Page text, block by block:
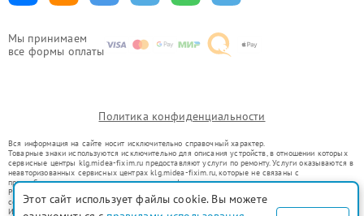
Мы принимаем
все формы оплаты
Политика конфиденциальности
Вся информация на сайте носит исключительно справочный характер.
Товарные знаки используются исключительно для описания устройств, в отношении которых
сервисные центры klg.midea-fixim.ru предоставляют услуги по ремонту. Услуги оказываются в
неавторизованных сервисных центрах klg.midea-fixim.ru, которые не связаны с
правообладателями товарных знаков или их официальными представителями.
Ремонт осуществляется для устройств, уже введенных в гражданский оборот в соответствии
со статьей 1487 ГК РФ.
Использование товарных знаков не преследует цели индивидуализации услуг или введения
Этот сайт использует файлы cookie. Вы можете